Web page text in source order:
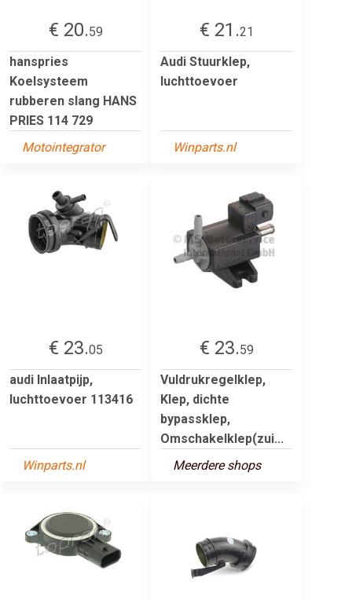
€ 20.59
hanspries
Koelsysteem
rubberen slang HANS
PRIES 114 729
Motointegrator
€ 21.21
Audi Stuurklep,
luchttoevoer
Winparts.nl
€ 23.05
audi Inlaatpijp,
luchttoevoer 113416
Winparts.nl
€ 23.59
Vuldrukregelklep,
Klep, dichte
bypassklep,
Omschakelklep(zui...
Meerdere shops